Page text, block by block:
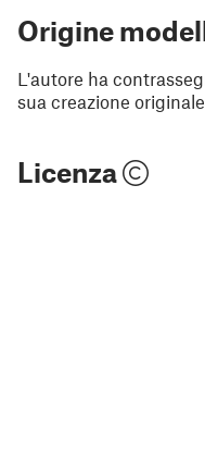
Origine
L'autore ha
sua creazione originale.
Licenza